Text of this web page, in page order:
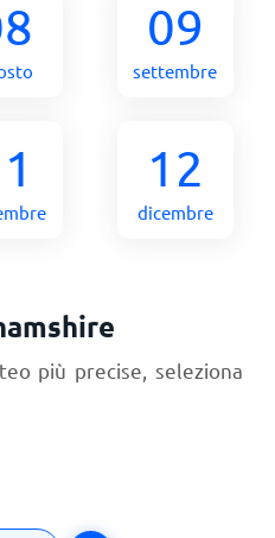
09
settembre
12
dicembre
più precise, seleziona